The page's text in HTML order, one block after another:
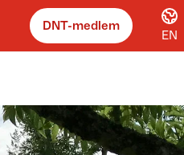
DNT-medlem
EN